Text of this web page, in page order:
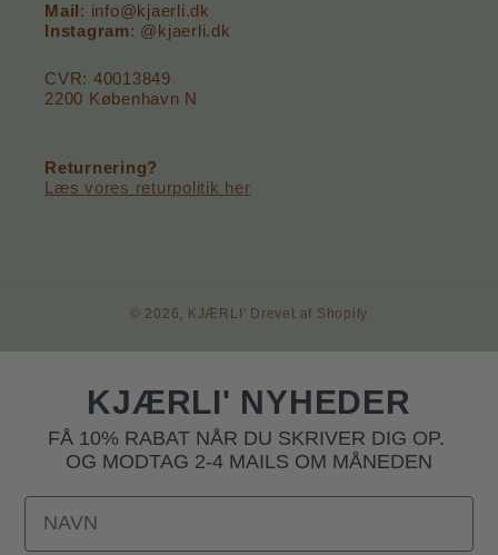
Mail: info@kjaerli.dk
Instagram: @kjaerli.dk
CVR: 40013849
2200 København N
Returnering?
Læs vores returpolitik her
© 2026, KJÆRLI' Drevet af Shopify
KJÆRLI' NYHEDER
FÅ 10% RABAT NÅR DU SKRIVER DIG OP.
OG MODTAG 2-4 MAILS OM MÅNEDEN
NAVN